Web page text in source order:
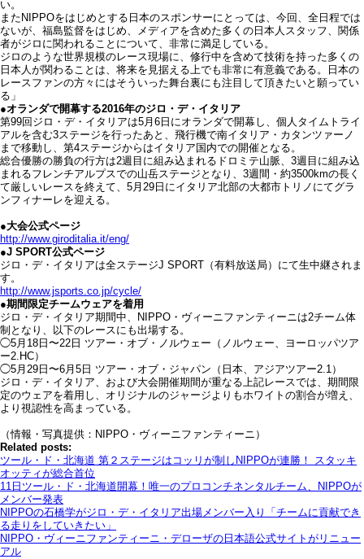
い。
またNIPPOをはじめとする日本のスポンサーにとっては、今回、全日程では
ないが、福島監督をはじめ、メディアを含めた多くの日本人スタッフ、関係
者がジロに関われることについて、非常に満足している。
ジロのような世界規模のレース現場に、修行中を含めて技術を持った多くの
日本人が関わることは、将来を見据える上でも非常に有意義である。日本の
レースファンの方々にはそういった舞台裏にも注目して頂きたいと願ってい
る」
●オランダで開幕する2016年のジロ・デ・イタリア
第99回ジロ・デ・イタリアは5月6日にオランダで開幕し、個人タイムトライ
アルを含む3ステージを行ったあと、飛行機で南イタリア・カタンツァーノ
まで移動し、第4ステージからはイタリア国内での開催となる。
総合優勝の勝負の行方は2週目に組み込まれるドロミテ山脈、3週目に組み込
まれるフレンチアルプスでの山岳ステージとなり、3週間・約3500kmの長く
て厳しいレースを終えて、5月29日にイタリア北部の大都市トリノにてグラ
ンフィナーレを迎える。
●大会公式ページ
http://www.giroditalia.it/eng/
●J SPORT公式ページ
ジロ・デ・イタリアは全ステージJ SPORT（有料放送局）にて生中継されま
す。
http://www.jsports.co.jp/cycle/
●期間限定チームウェアを着用
ジロ・デ・イタリア期間中、NIPPO・ヴィーニファンティーニは2チーム体
制となり、以下のレースにも出場する。
◯5月18日〜22日 ツアー・オブ・ノルウェー（ノルウェー、ヨーロッパツア
ー2.HC）
◯5月29日〜6月5日 ツアー・オブ・ジャパン（日本、アジアツアー2.1）
ジロ・デ・イタリア、および大会開催期間が重なる上記レースでは、期間限
定のウェアを着用し、オリジナルのジャージよりもホワイトの割合が増え、
より視認性を高まっている。
（情報・写真提供：NIPPO・ヴィーニファンティーニ）
Related posts:
ツール・ド・北海道 第２ステージはコッリが制しNIPPOが連勝！ スタッキ
オッティが総合首位
11日ツール・ド・北海道開幕！唯一のプロコンチネンタルチーム、NIPPOが
メンバー発表
NIPPOの石橋学がジロ・デ・イタリア出場メンバー入り「チームに貢献でき
る走りをしていきたい」
NIPPO・ヴィーニファンティーニ・デローザの日本語公式サイトがリニュー
アル